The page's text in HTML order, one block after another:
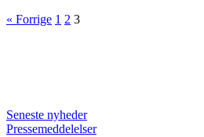
« Forrige 1 2 3
Seneste nyheder
Pressemeddelelser